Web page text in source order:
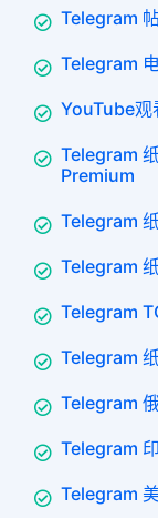
Telegram
Telegram
YouTube
Telegram
Premium
Telegram
Telegram
Telegram
Telegram
Telegram
Telegram
Telegram